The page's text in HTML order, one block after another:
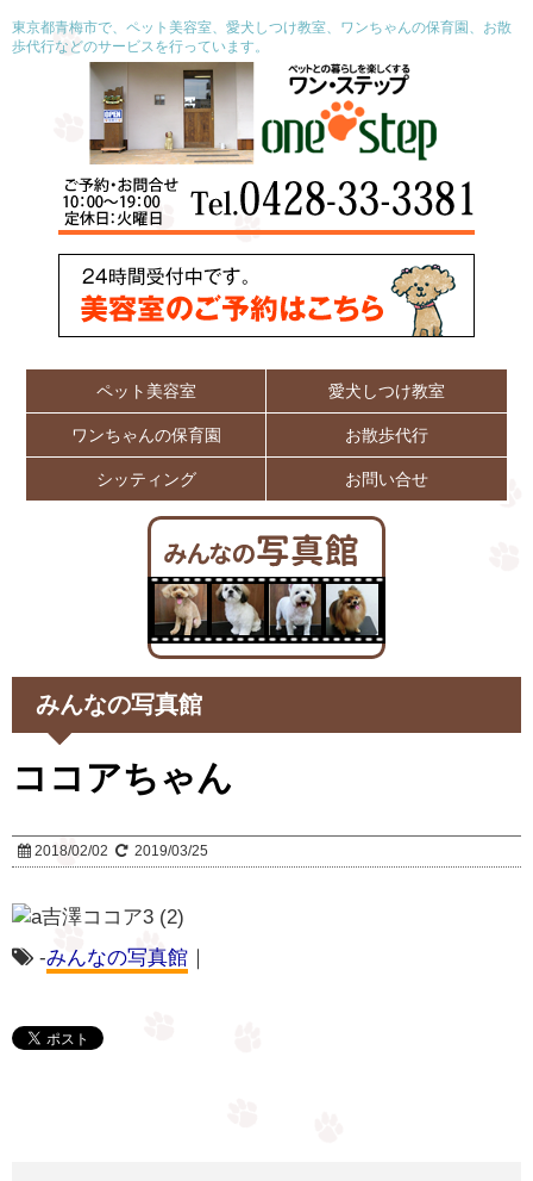
東京都青梅市で、ペット美容室、愛犬しつけ教室、ワンちゃんの保育園、お散
歩代行などのサービスを行っています。
ペット美容室 愛犬しつけ教室
ワンちゃんの保育園 お散歩代行
シッティング お問い合せ
みんなの写真館
ココアちゃん
2018/02/02 2019/03/25
-みんなの写真館 ｜